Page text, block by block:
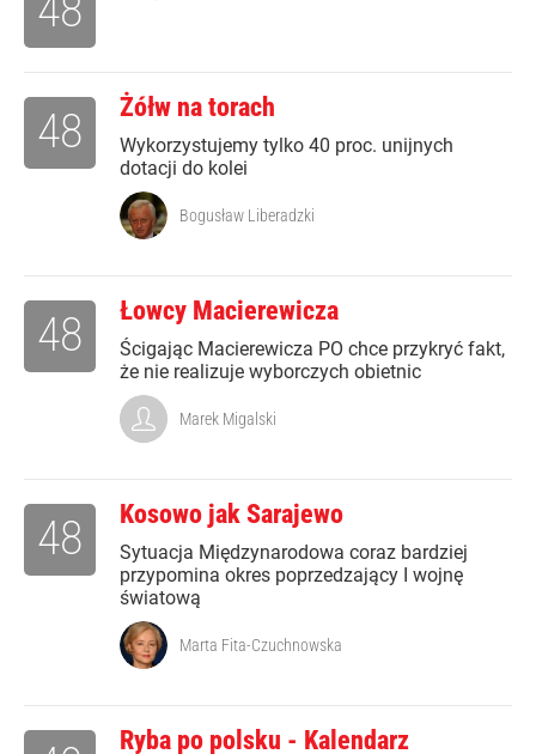
Żółw na torach
Wykorzystujemy tylko 40 proc. unijnych
dotacji do kolei
48
Bogusław Liberadzki
Łowcy Macierewicza
Ścigając Macierewicza PO chce przykryć fakt,
że nie realizuje wyborczych obietnic
48
Marek Migalski
Kosowo jak Sarajewo
Sytuacja Międzynarodowa coraz bardziej
przypomina okres poprzedzający I wojnę
światową
48
Marta Fita-Czuchnowska
Ryba po polsku - Kalendarz